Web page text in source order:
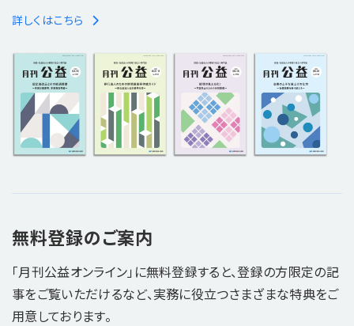
詳しくはこちら
無料登録のご案内
「月刊公益オンライン」に無料登録すると、登録の方限定の記
事をご覧いただけるなど、実務に役立つさまざまな特典をご
用意しております。